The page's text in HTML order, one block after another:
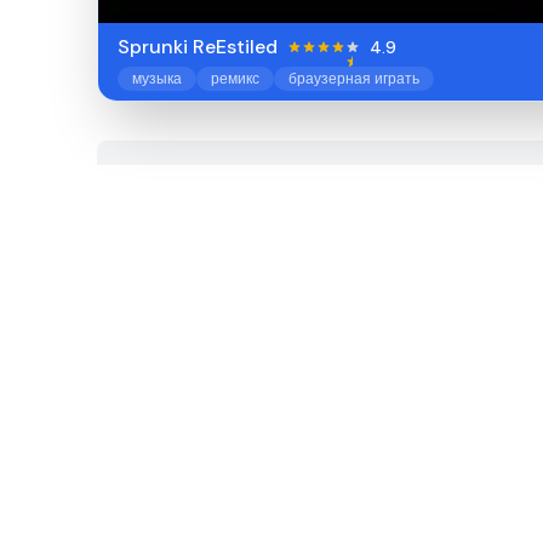
Sprunki ReEstiled 4.9
музыка ремикс браузерная играть